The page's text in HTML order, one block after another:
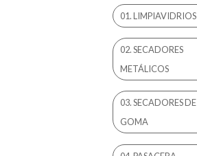
01. LIMPIAVIDRIOS
02. SECADORES
METÁLICOS
03. SECADORES DE
GOMA